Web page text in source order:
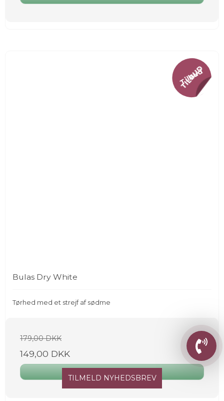
Tilbud
Bulas Dry White
Tørhed med et strejf af sødme
179,00 DKK
149,00 DKK
TILMELD NYHEDSBREV